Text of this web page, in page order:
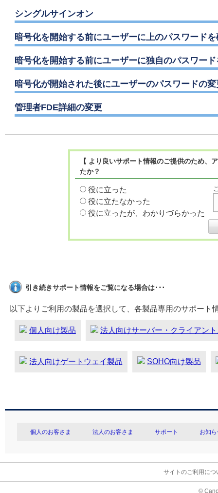
シングルサインオン
暗号化を開始する前にユーザーに上のパスワード
暗号化を開始する前にユーザーに独自のパスワー
暗号化が開始された後にユーザーのパスワードの
管理者FDE詳細の変更
【 より良いサポート情報のご提供のため
たか？
役に立った
役に立たなかった
役に立ったが、わかりづらかった
引き続きサポート情報をご覧になる場合は･･･
以下よりご利用の製品を選択して、各製品専用のサポート
個人向け製品 法人向けサーバー・クライアン
法人向けゲートウェイ製品 SOHO向け製品
個人のお客さま 法人のお客さま サポート お知
サイトのご利用につ
©